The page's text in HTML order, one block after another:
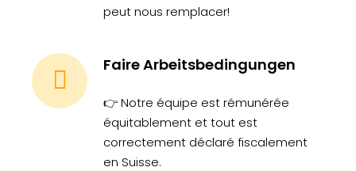
peut nous remplacer!
Faire Arbeitsbedingungen
👉 Notre équipe est rémunérée
équitablement et tout est
correctement déclaré fiscalement
en Suisse.